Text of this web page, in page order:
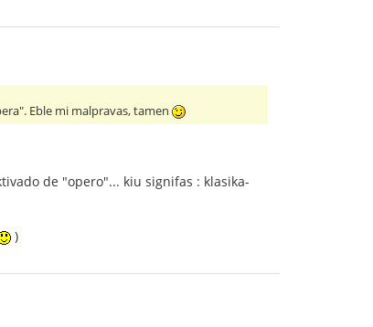
Eble mi malpravas, tamen
de "opero"... kiu signifas : klasika-
)